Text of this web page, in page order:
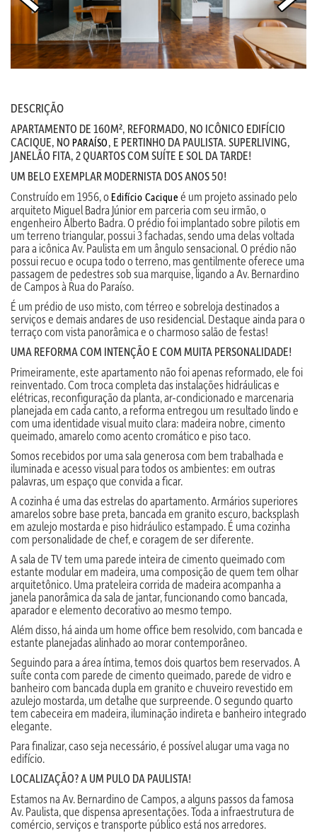
DESCRIÇÃO
APARTAMENTO DE 160M², REFORMADO, NO ICÔNICO EDIFÍCIO
CACIQUE, NO PARAÍSO, E PERTINHO DA PAULISTA. SUPERLIVING,
JANELÃO FITA, 2 QUARTOS COM SUÍTE E SOL DA TARDE!
UM BELO EXEMPLAR MODERNISTA DOS ANOS 50!
Construído em 1956, o Edifício Cacique é um projeto assinado pelo
arquiteto Miguel Badra Júnior em parceria com seu irmão, o
engenheiro Alberto Badra. O prédio foi implantado sobre pilotis em
um terreno triangular, possui 3 fachadas, sendo uma delas voltada
para a icônica Av. Paulista em um ângulo sensacional. O prédio não
possui recuo e ocupa todo o terreno, mas gentilmente oferece uma
passagem de pedestres sob sua marquise, ligando a Av. Bernardino
de Campos à Rua do Paraíso.
É um prédio de uso misto, com térreo e sobreloja destinados a
serviços e demais andares de uso residencial. Destaque ainda para o
terraço com vista panorâmica e o charmoso salão de festas!
UMA REFORMA COM INTENÇÃO E COM MUITA PERSONALIDADE!
Primeiramente, este apartamento não foi apenas reformado, ele foi
reinventado. Com troca completa das instalações hidráulicas e
elétricas, reconfiguração da planta, ar-condicionado e marcenaria
planejada em cada canto, a reforma entregou um resultado lindo e
com uma identidade visual muito clara: madeira nobre, cimento
queimado, amarelo como acento cromático e piso taco.
Somos recebidos por uma sala generosa com bem trabalhada e
iluminada e acesso visual para todos os ambientes: em outras
palavras, um espaço que convida a ficar.
A cozinha é uma das estrelas do apartamento. Armários superiores
amarelos sobre base preta, bancada em granito escuro, backsplash
em azulejo mostarda e piso hidráulico estampado. É uma cozinha
com personalidade de chef, e coragem de ser diferente.
A sala de TV tem uma parede inteira de cimento queimado com
estante modular em madeira, uma composição de quem tem olhar
arquitetônico. Uma prateleira corrida de madeira acompanha a
janela panorâmica da sala de jantar, funcionando como bancada,
aparador e elemento decorativo ao mesmo tempo.
Além disso, há ainda um home office bem resolvido, com bancada e
estante planejadas alinhado ao morar contemporâneo.
Seguindo para a área íntima, temos dois quartos bem reservados. A
suíte conta com parede de cimento queimado, parede de vidro e
banheiro com bancada dupla em granito e chuveiro revestido em
azulejo mostarda, um detalhe que surpreende. O segundo quarto
tem cabeceira em madeira, iluminação indireta e banheiro integrado
elegante.
Para finalizar, caso seja necessário, é possível alugar uma vaga no
edifício.
LOCALIZAÇÃO? A UM PULO DA PAULISTA!
Estamos na Av. Bernardino de Campos, a alguns passos da famosa
Av. Paulista, que dispensa apresentações. Toda a infraestrutura de
comércio, serviços e transporte público está nos arredores.